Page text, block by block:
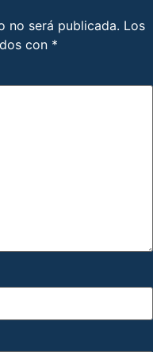
no será publicada. Los
con *